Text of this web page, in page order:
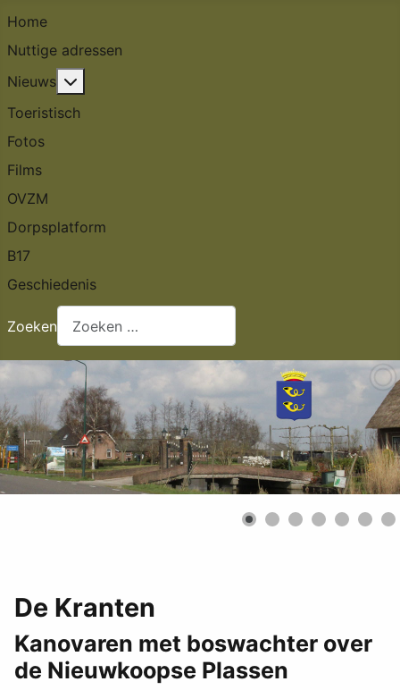
Home
Nuttige adressen
Nieuws
Toeristisch
Fotos
Films
OVZM
Dorpsplatform
B17
Geschiedenis
Zoeken
De Kranten
Kanovaren met boswachter over
de Nieuwkoopse Plassen